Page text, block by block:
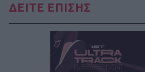
ΔΕΙΤΕ ΕΠΙΣΗΣ